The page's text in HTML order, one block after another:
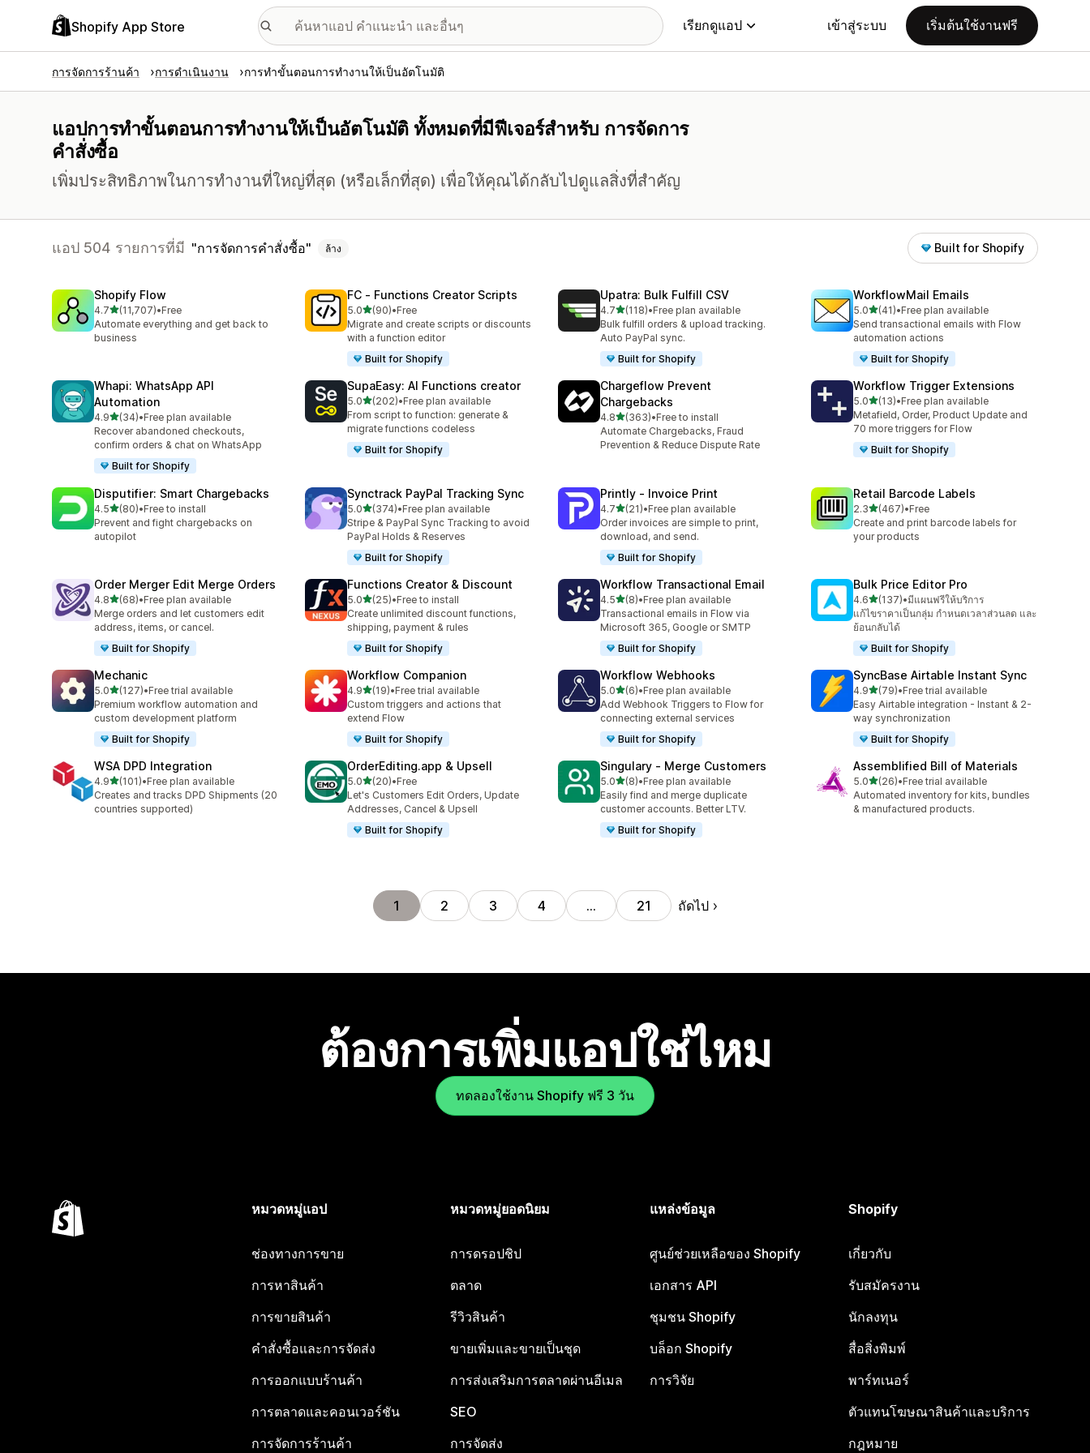
Shopify App Store เรียกดูแอป เข้าสู่ระบบ เริ่มต้นใช้งานฟรี
การจัดการร้านค้า การดำเนินงาน การทำขั้นตอนการทำงานให้เป็นอัตโนมัติ
แอปการทำขั้นตอนการทำงานให้เป็นอัตโนมัติ ทั้งหมดที่มีฟีเจอร์สำหรับ การจัดการ
คำสั่งซื้อ
เพิ่มประสิทธิภาพในการทำงานที่ใหญ่ที่สุด (หรือเล็กที่สุด) เพื่อให้คุณได้กลับไปดูแลสิ่งที่สำคัญ
แอป 504 รายการที่มี การจัดการคำสั่งซื้อ ล้าง Built for Shopify
Shopify Flow
4.7เต็ม 5 ดาว
(11,707)
ทั้งหมด 11707 รีวิว
•Free
Automate everything and get back to
business
FC ‑ Functions Creator Scripts
5.0เต็ม 5 ดาว
(90)
ทั้งหมด 90 รีวิว
•Free
Migrate and create scripts or discounts
with a function editor
Built for Shopify
Upatra: Bulk Fulfill CSV
4.7เต็ม 5 ดาว
(118)
ทั้งหมด 118 รีวิว
•Free plan available
Bulk fulfill orders & upload tracking.
Auto PayPal sync.
Built for Shopify
WorkflowMail Emails
5.0เต็ม 5 ดาว
(41)
ทั้งหมด 41 รีวิว
•Free plan available
Send transactional emails with Flow
automation actions
Built for Shopify
Whapi: WhatsApp API
Automation
4.9เต็ม 5 ดาว
(34)
ทั้งหมด 34 รีวิว
•Free plan available
Recover abandoned checkouts,
confirm orders & chat on WhatsApp
Built for Shopify
SupaEasy: AI Functions creator
5.0เต็ม 5 ดาว
(202)
ทั้งหมด 202 รีวิว
•Free plan available
From script to function: generate &
migrate functions codeless
Built for Shopify
Chargeflow Prevent
Chargebacks
4.8เต็ม 5 ดาว
(363)
ทั้งหมด 363 รีวิว
•Free to install
Automate Chargebacks, Fraud
Prevention & Reduce Dispute Rate
Workflow Trigger Extensions
5.0เต็ม 5 ดาว
(13)
ทั้งหมด 13 รีวิว
•Free plan available
Metafield, Order, Product Update and
70 more triggers for Flow
Built for Shopify
Disputifier: Smart Chargebacks
4.5เต็ม 5 ดาว
(80)
ทั้งหมด 80 รีวิว
•Free to install
Prevent and fight chargebacks on
autopilot
Synctrack PayPal Tracking Sync
5.0เต็ม 5 ดาว
(374)
ทั้งหมด 374 รีวิว
•Free plan available
Stripe & PayPal Sync Tracking to avoid
PayPal Holds & Reserves
Built for Shopify
Printly ‑ Invoice Print
4.7เต็ม 5 ดาว
(21)
ทั้งหมด 21 รีวิว
•Free plan available
Order invoices are simple to print,
download, and send.
Built for Shopify
Retail Barcode Labels
2.3เต็ม 5 ดาว
(467)
ทั้งหมด 467 รีวิว
•Free
Create and print barcode labels for
your products
Order Merger Edit Merge Orders
4.8เต็ม 5 ดาว
(68)
ทั้งหมด 68 รีวิว
•Free plan available
Merge orders and let customers edit
address, items, or cancel.
Built for Shopify
Functions Creator & Discount
5.0เต็ม 5 ดาว
(25)
ทั้งหมด 25 รีวิว
•Free to install
Create unlimited discount functions,
shipping, payment & rules
Built for Shopify
Workflow Transactional Email
4.5เต็ม 5 ดาว
(8)
ทั้งหมด 8 รีวิว
•Free plan available
Transactional emails in Flow via
Microsoft 365, Google or SMTP
Built for Shopify
Bulk Price Editor Pro
4.6เต็ม 5 ดาว
(137)
ทั้งหมด 137 รีวิว
•มีแผนฟรีให้บริการ
แก้ไขราคาเป็นกลุ่ม กำหนดเวลาส่วนลด และ
ย้อนกลับได้
Built for Shopify
Mechanic
5.0เต็ม 5 ดาว
(127)
ทั้งหมด 127 รีวิว
•Free trial available
Premium workflow automation and
custom development platform
Built for Shopify
Workflow Companion
4.9เต็ม 5 ดาว
(19)
ทั้งหมด 19 รีวิว
•Free trial available
Custom triggers and actions that
extend Flow
Built for Shopify
Workflow Webhooks
5.0เต็ม 5 ดาว
(6)
ทั้งหมด 6 รีวิว
•Free plan available
Add Webhook Triggers to Flow for
connecting external services
Built for Shopify
SyncBase Airtable Instant Sync
4.9เต็ม 5 ดาว
(79)
ทั้งหมด 79 รีวิว
•Free trial available
Easy Airtable integration - Instant & 2-
way synchronization
Built for Shopify
WSA DPD Integration
4.9เต็ม 5 ดาว
(101)
ทั้งหมด 101 รีวิว
•Free plan available
Creates and tracks DPD Shipments (20
countries supported)
OrderEditing.app & Upsell
5.0เต็ม 5 ดาว
(20)
ทั้งหมด 20 รีวิว
•Free
Let's Customers Edit Orders, Update
Addresses, Cancel & Upsell
Built for Shopify
Singulary ‑ Merge Customers
5.0เต็ม 5 ดาว
(8)
ทั้งหมด 8 รีวิว
•Free plan available
Easily find and merge duplicate
customer accounts. Better LTV.
Built for Shopify
Assemblified Bill of Materials
5.0เต็ม 5 ดาว
(26)
ทั้งหมด 26 รีวิว
•Free trial available
Automated inventory for kits, bundles
& manufactured products.
1 2 3 4 … 21 ถัดไป
ต้องการเพิ่มแอปใช่ไหม
ทดลองใช้งาน Shopify ฟรี 3 วัน
หมวดหมู่แอป
ช่องทางการขาย
การหาสินค้า
การขายสินค้า
คำสั่งซื้อและการจัดส่ง
การออกแบบร้านค้า
การตลาดและคอนเวอร์ชัน
การจัดการร้านค้า
หมวดหมู่ยอดนิยม
การดรอปชิป
ตลาด
รีวิวสินค้า
ขายเพิ่มและขายเป็นชุด
การส่งเสริมการตลาดผ่านอีเมล
SEO
การจัดส่ง
แหล่งข้อมูล
ศูนย์ช่วยเหลือของ Shopify
เอกสาร API
ชุมชน Shopify
บล็อก Shopify
การวิจัย
Shopify
เกี่ยวกับ
รับสมัครงาน
นักลงทุน
สื่อสิ่งพิมพ์
พาร์ทเนอร์
ตัวแทนโฆษณาสินค้าและบริการ
กฎหมาย